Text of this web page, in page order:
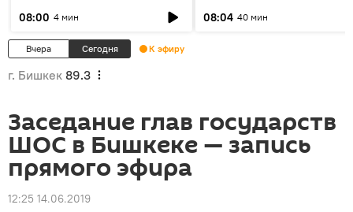
08:00 4 мин
08:04 40 мин
Вчера Сегодня К эфиру
г. Бишкек 89.3
Заседание глав государств
ШОС в Бишкеке — запись
прямого эфира
12:25 14.06.2019